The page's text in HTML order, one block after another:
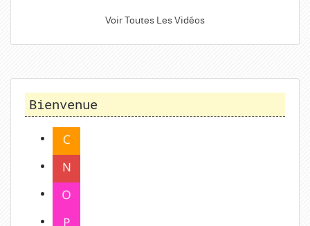
Voir Toutes Les Vidéos
Bienvenue